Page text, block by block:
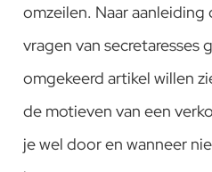
omzeilen. Naar aanleiding
vragen van secretaresses
omgekeerd artikel willen
de motieven van een
je wel door en wanneer